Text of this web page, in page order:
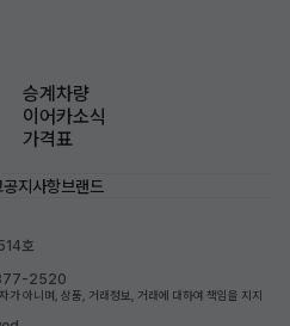
승계차량
이어카소식
가격표
공지사항브랜드
호
2520
가 아니며, 상품, 거래정보, 거래에 대하여 책임을 지지